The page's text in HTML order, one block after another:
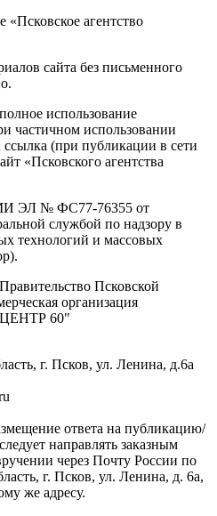
«Псковское агентство
сайта без письменного
использование
частичном использовании
ссылка (при публикации в сети
«Псковского агентства
ЭЛ № ФС77-76355 от
службой по надзору в
технологий и массовых
Псковской
организация
60"
г. Псков, ул. Ленина, д.6а
ответа на публикацию/
направлять заказным
через Почту России по
г. Псков, ул. Ленина, д. 6а,
же адресу.